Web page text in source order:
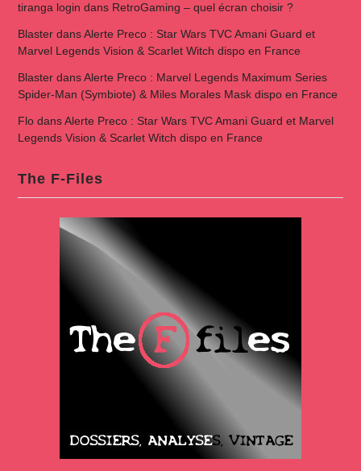
tiranga login dans RetroGaming – quel écran choisir ?
BlasterdansAlerte Preco : Star Wars TVC Amani Guard et
Marvel Legends Vision & Scarlet Witch dispo en France
BlasterdansAlerte Preco : Marvel Legends Maximum Series
Spider-Man (Symbiote) & Miles Morales Mask dispo en France
FlodansAlerte Preco : Star Wars TVC Amani Guard et Marvel
Legends Vision & Scarlet Witch dispo en France
The F-Files